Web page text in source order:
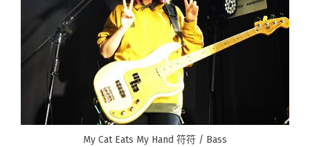
My Cat Eats My Hand 符符 / Bass